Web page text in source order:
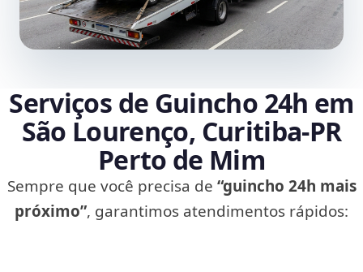
Serviços de Guincho 24h em
São Lourenço, Curitiba‑PR
Perto de Mim
Sempre que você precisa de “guincho 24h mais
próximo”, garantimos atendimentos rápidos: